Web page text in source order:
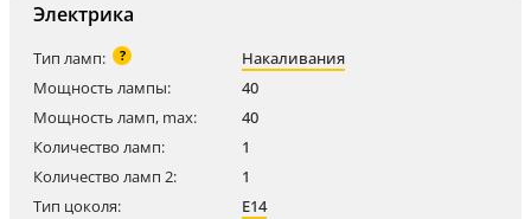
Электрика
Тип ламп: ?
Накаливания
Мощность лампы:
40
Мощность ламп, max:
40
Количество ламп:
1
Количество ламп 2:
1
Тип цоколя:
E14